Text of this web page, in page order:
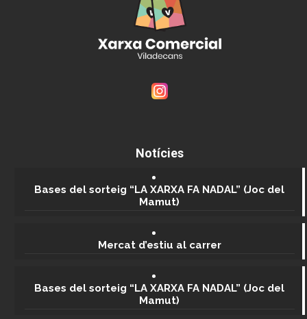
Notícies
Bases del sorteig “LA XARXA FA NADAL” (Joc del
Mamut)
Mercat d’estiu al carrer
Bases del sorteig “LA XARXA FA NADAL” (Joc del
Mamut)